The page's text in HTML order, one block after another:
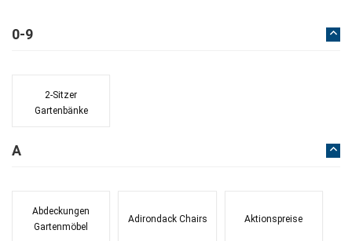
0-9
2-Sitzer
Gartenbänke
A
Abdeckungen
Gartenmöbel
Adirondack Chairs Aktionspreise